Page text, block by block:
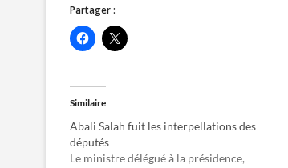
Partager :
C
l
e
z
p
o
u
r
p
a
C
l
u
a
Similaire
Abali Salah fuit les interpellations des
députés
Le ministre délégué à la présidence,